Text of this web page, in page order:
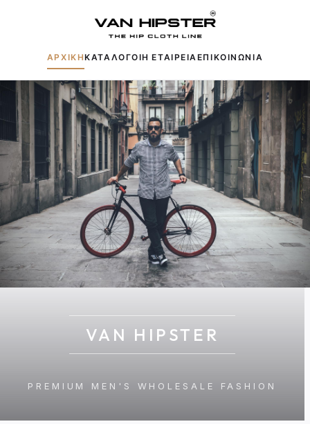
ΑΡΧΙΚΗΚΑΤΑΛΟΓΟΙΗ ΕΤΑΙΡΕΙΑΕΠΙΚΟΙΝΩΝΙΑ
Δημοφιλείς αναζητήσεις: Πουκάμισα
Μπουφάν
Παντελόνια
Πλεκτά
VAN HIPSTER
PREMIUM MEN'S WHOLESALE FASHION